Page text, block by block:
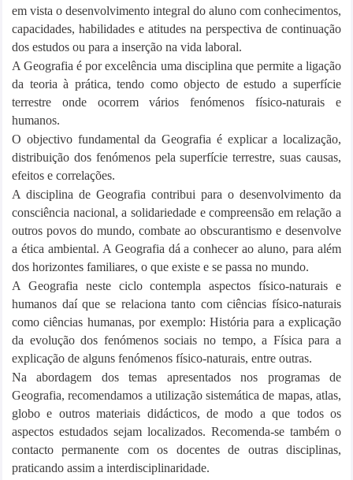
em vista o desenvolvimento integral do aluno com conhecimentos,
capacidades, habilidades e atitudes na perspectiva de continuação
dos estudos ou para a inserção na vida laboral.
A Geografia é por excelência uma disciplina que permite a ligação
da teoria à prática, tendo como objecto de estudo a superfície
terrestre onde ocorrem vários fenómenos físico-naturais e
humanos.
O objectivo fundamental da Geografia é explicar a localização,
distribuição dos fenómenos pelasuperfície terrestre, suas causas,
efeitos e correlações.
A disciplina de Geografia contribui para o desenvolvimento da
consciência nacional, a solidariedade e compreensão em relação a
outros povos do mundo, combate ao obscurantismo e desenvolve
a ética ambiental. A Geografia dá a conhecer ao aluno, para além
dos horizontes familiares, o que existe e se passa no mundo.
A Geografia neste ciclo contempla aspectos físico-naturais e
humanos daí que se relaciona tanto com ciências físico-naturais
como ciências humanas, por exemplo: História para a explicação
da evolução dos fenómenos sociais no tempo, a Física para a
explicação de alguns fenómenos físico-naturais, entre outras.
Na abordagem dos temas apresentados nos programas de
Geografia, recomendamos a utilizaçãosistemática de mapas, atlas,
globo e outros materiais didácticos, de modo a que todos os
aspectos estudados sejam localizados. Recomenda-se também o
contacto permanente com os docentes de outras disciplinas,
praticando assim a interdisciplinaridade.